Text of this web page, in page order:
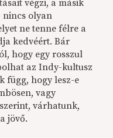
végzi, a másik
nincs olyan
ne tenne félre a
kedvéért. Bár
hogy egy rosszul
az Indy-kultusz
függ, hogy lesz-e
vagy
várhatunk,
jövő.